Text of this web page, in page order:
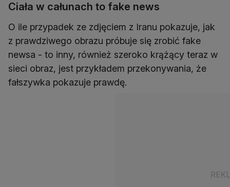
Ciała w całunach to fake news
O ile przypadek ze zdjęciem z Iranu pokazuje, jak
z prawdziwego obrazu próbuje się zrobić fake
newsa - to inny, również szeroko krążący teraz w
sieci obraz, jest przykładem przekonywania, że
fałszywka pokazuje prawdę.